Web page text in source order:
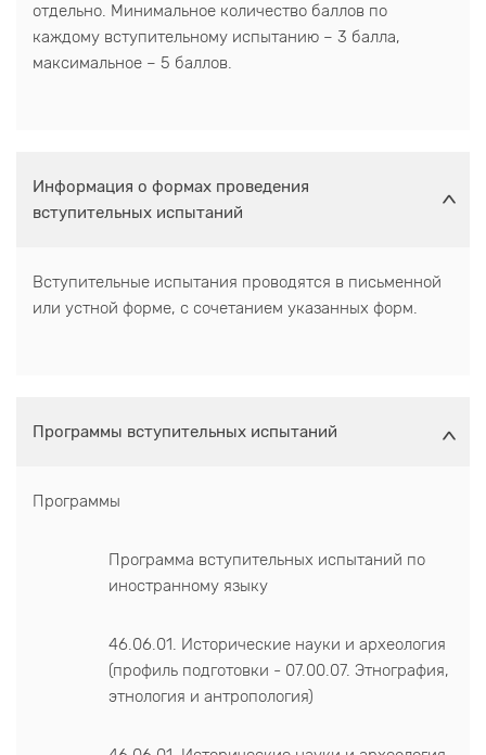
отдельно. Минимальное количество баллов по
каждому вступительному испытанию – 3 балла,
максимальное – 5 баллов.
Информация о формах проведения
вступительных испытаний
Вступительные испытания проводятся в письменной
или устной форме, с сочетанием указанных форм.
Программы вступительных испытаний
Программы
Программа вступительных испытаний по
иностранному языку
46.06.01. Исторические науки и археология
(профиль подготовки - 07.00.07. Этнография,
этнология и антропология)